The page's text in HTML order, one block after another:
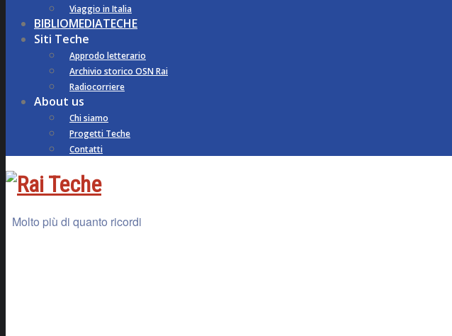
Viaggio in Italia
BIBLIOMEDIATECHE
Siti Teche
Approdo letterario
Archivio storico OSN Rai
Radiocorriere
About us
Chi siamo
Progetti Teche
Contatti
Molto più di quanto ricordi